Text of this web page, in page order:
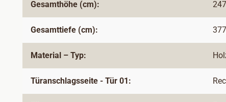
Gesamthöhe (cm):
Gesamttiefe (cm):
Material – Typ:
Türanschlagsseite - Tür 01: